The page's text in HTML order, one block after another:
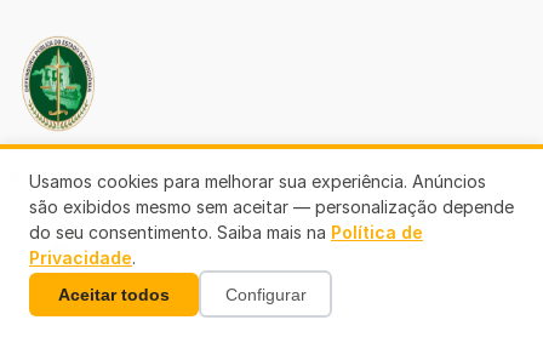
Defensoria Pública de Rondônia
Usamos cookies para melhorar sua experiência. Anúncios
são exibidos mesmo sem aceitar — personalização depende
do seu consentimento. Saiba mais na Política de
Privacidade.
Aceitar todos Configurar